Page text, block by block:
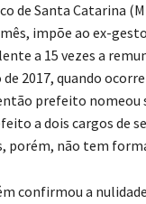
de Santa Catarina
impõe ao ex-
a 15 vezes a
2017, quando
prefeito nomeou
a dois cargos de
porém, não tem
confirmou a